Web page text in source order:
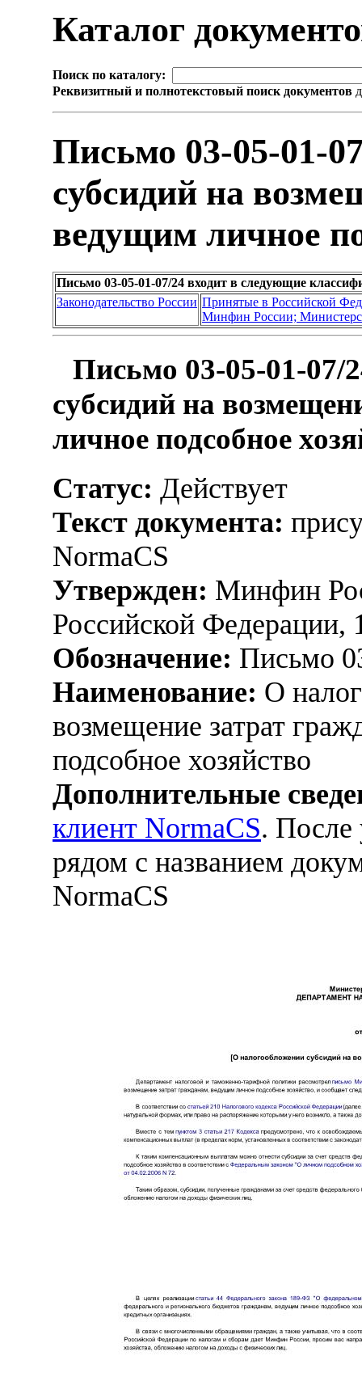
Каталог
Поиск по каталогу:
Реквизитный и полнотекстовый поиск документов
Письмо 03-05-01-
субсидий на
ведущим личное
Письмо 03-05-01-07/24 входит в следующие
Законодательство России Принятые в Российской
Минфин России;
Письмо 03-05-01-07/
субсидий на
личное подсобное
Статус: Действует
Текст документа:
NormaCS
Утвержден: Минфин
Российской Федерации,
Обозначение: Письмо
Наименование: О
возмещение затрат
подсобное хозяйство
Дополнительные
клиент NormaCS. После
рядом с названием
NormaCS